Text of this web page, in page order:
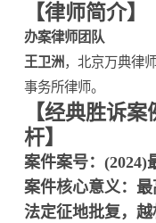
【律师简介】
办案律师团队
王卫洲，北京万典律
事务所律师。
【经典胜诉
杆】
案件案号：(2024)
案件核心意义： 最
法定征地批复，